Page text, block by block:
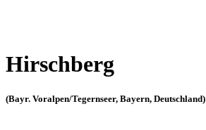
Hirschberg
(Bayr. Voralpen/Tegernseer, Bayern, Deutschland)